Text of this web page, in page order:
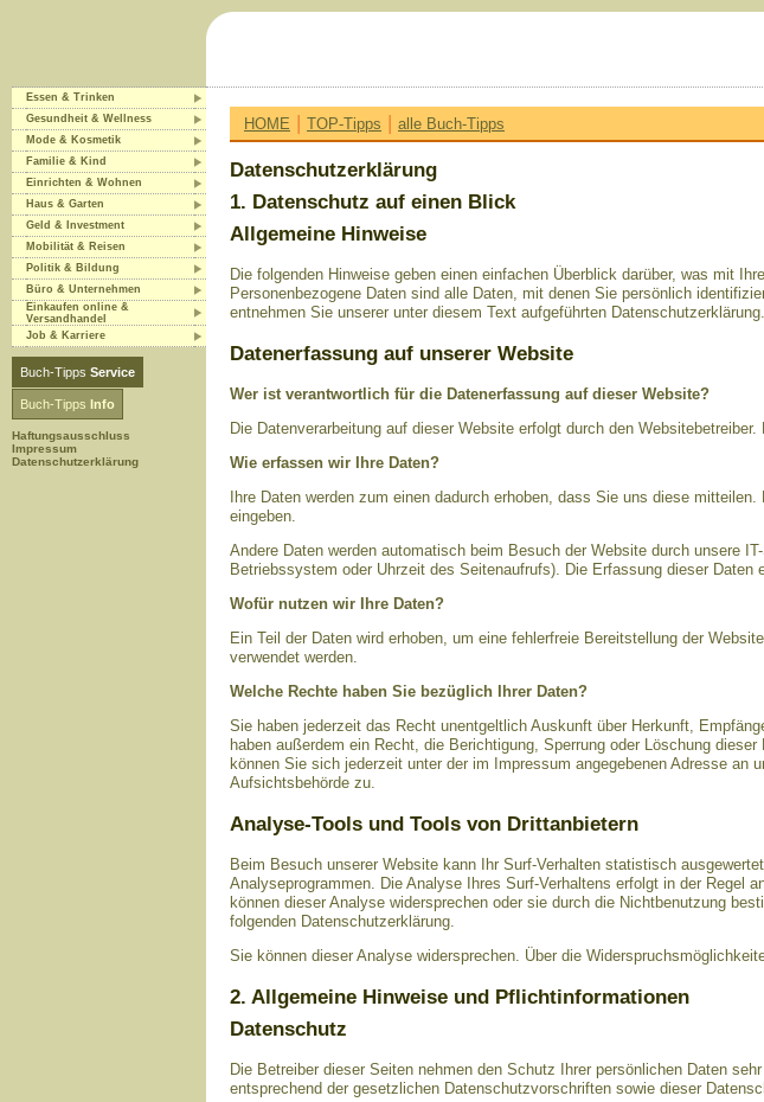
Essen & Trinken
Gesundheit & Wellness
Mode & Kosmetik
Familie & Kind
Einrichten & Wohnen
Haus & Garten
Geld & Investment
Mobilität & Reisen
Politik & Bildung
Büro & Unternehmen
Einkaufen online &
Versandhandel
Job & Karriere
Buch-Tipps Service
Buch-Tipps Info
Haftungsausschluss
Impressum
Datenschutzerklärung
HOME | TOP-Tipps | alle Buch-Tipps
Datenschutzerklärung
1. Datenschutz auf einen Blick
Allgemeine Hinweise
Die folgenden Hinweise geben einen einfachen Überblick darüber, was mit
Personenbezogene Daten sind alle Daten, mit denen Sie persönlich
entnehmen Sie unserer unter diesem Text aufgeführten Datenschutzerklärung.
Datenerfassung auf unserer Website
Wer ist verantwortlich für die Datenerfassung auf dieser Website?
Die Datenverarbeitung auf dieser Website erfolgt durch den
Wie erfassen wir Ihre Daten?
Ihre Daten werden zum einen dadurch erhoben, dass Sie uns diese
eingeben.
Andere Daten werden automatisch beim Besuch der Website durch unsere
Betriebssystem oder Uhrzeit des Seitenaufrufs). Die Erfassung dieser
Wofür nutzen wir Ihre Daten?
Ein Teil der Daten wird erhoben, um eine fehlerfreie Bereitstellung der
verwendet werden.
Welche Rechte haben Sie bezüglich Ihrer Daten?
Sie haben jederzeit das Recht unentgeltlich Auskunft über Herkunft,
haben außerdem ein Recht, die Berichtigung, Sperrung oder Löschung
können Sie sich jederzeit unter der im Impressum angegebenen Adresse
Aufsichtsbehörde zu.
Analyse-Tools und Tools von Drittanbietern
Beim Besuch unserer Website kann Ihr Surf-Verhalten statistisch
Analyseprogrammen. Die Analyse Ihres Surf-Verhaltens erfolgt in der Regel
können dieser Analyse widersprechen oder sie durch die Nichtbenutzung
folgenden Datenschutzerklärung.
Sie können dieser Analyse widersprechen. Über die
2. Allgemeine Hinweise und Pflichtinformationen
Datenschutz
Die Betreiber dieser Seiten nehmen den Schutz Ihrer persönlichen Daten
entsprechend der gesetzlichen Datenschutzvorschriften sowie dieser